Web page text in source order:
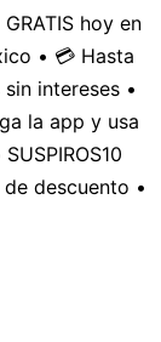
hoy en
• 💳 Hasta
intereses •
la app y usa
descuento •